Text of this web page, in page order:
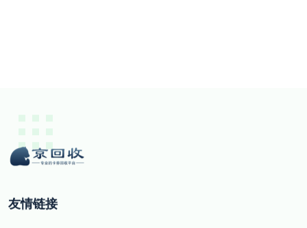
友情链接